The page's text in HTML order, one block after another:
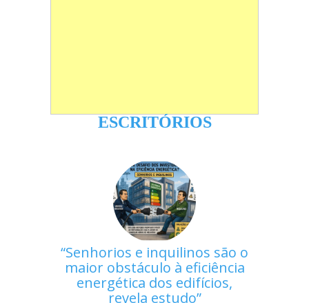
ESCRITÓRIOS
Senhorios e inquilinos são o
maior obstáculo à eficiência
energética dos edifícios,
revela estudo